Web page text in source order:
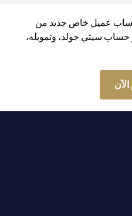
حساب عميل خاص جديد من
حساب سيتي جولد، وتمويله،